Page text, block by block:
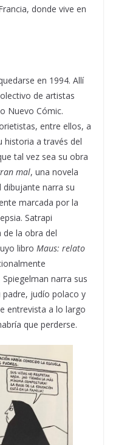
donde vive en
en 1994. Allí
de artistas
Nuevo Cómic.
entre ellos, a
historia a través del
tal vez sea su obra
mal, una novela
dibujante narra su
marcada por la
Satrapi
la obra del
libro Maus: relato
narra sus
padre, judío polaco y
entrevista a lo largo
que perderse.